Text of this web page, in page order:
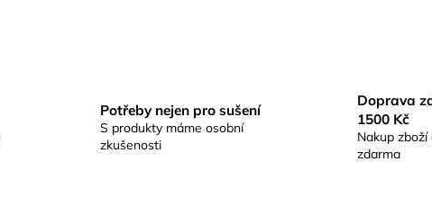
Potřeby nejen pro sušení
S produkty máme osobní
zkušenosti
Doprava
1500 Kč
Nakup zboží
zdarma